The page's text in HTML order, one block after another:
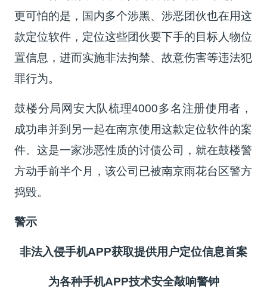
更可怕的是，国内多个涉黑、涉恶团伙也在用这
款定位软件，定位这些团伙要下手的目标人物位
置信息，进而实施非法拘禁、故意伤害等违法犯
罪行为。
鼓楼分局网安大队梳理4000多名注册使用者，
成功串并到另一起在南京使用这款定位软件的案
件。这是一家涉恶性质的讨债公司，就在鼓楼警
方动手前半个月，该公司已被南京雨花台区警方
捣毁。
警示
非法入侵手机APP获取提供用户定位信息首案
为各种手机APP技术安全敲响警钟